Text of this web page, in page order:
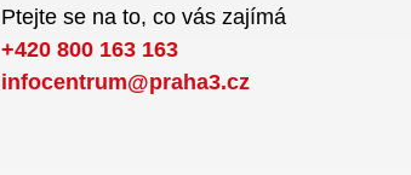
Ptejte se na to, co vás zajímá
+420 800 163 163
infocentrum@praha3.cz